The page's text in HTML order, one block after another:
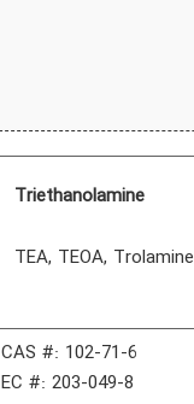
Triethanolamine
TEA, TEOA, Trolamine
CAS #: 102-71-6
EC #: 203-049-8